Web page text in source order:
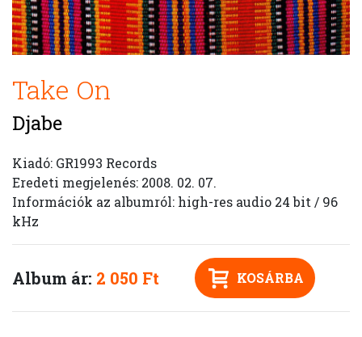
Take On
Djabe
Kiadó: GR1993 Records
Eredeti megjelenés: 2008. 02. 07.
Információk az albumról: high-res audio 24 bit / 96
kHz
Album ár: 2 050 Ft KOSÁRBA